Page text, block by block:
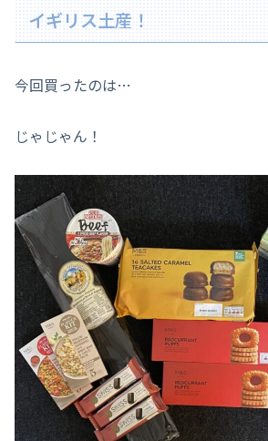
イギリス土産！
今回買ったのは…
じゃじゃん！